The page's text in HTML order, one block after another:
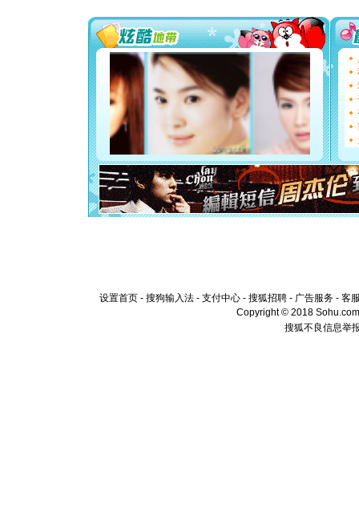
[圣诞节]
能正大
都要快乐
[圣诞节]
如意,快
[元旦]
看
断电。
你是我
[元旦]
如
起；二
离。水晶
[元旦]当
泣，这痛
卖了。水
[春节]风
设置首页 - 搜狗输入法 - 支付中心 - 搜狐招聘 - 广告服务 - 客
Copyright © 2018
搜狐不良信息举